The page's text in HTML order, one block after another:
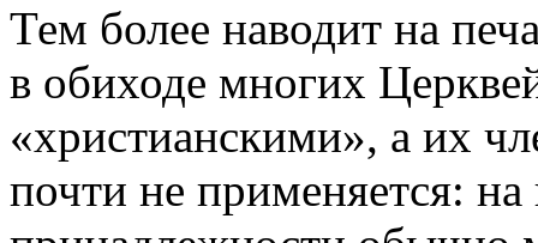
Тем более наводит на
в обиходе многих
«христианскими», а их
почти не применяется: